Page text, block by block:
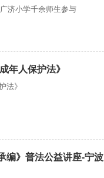
济小学千余师生参与
年人保护法》
法》
编》普法公益讲座-宁波